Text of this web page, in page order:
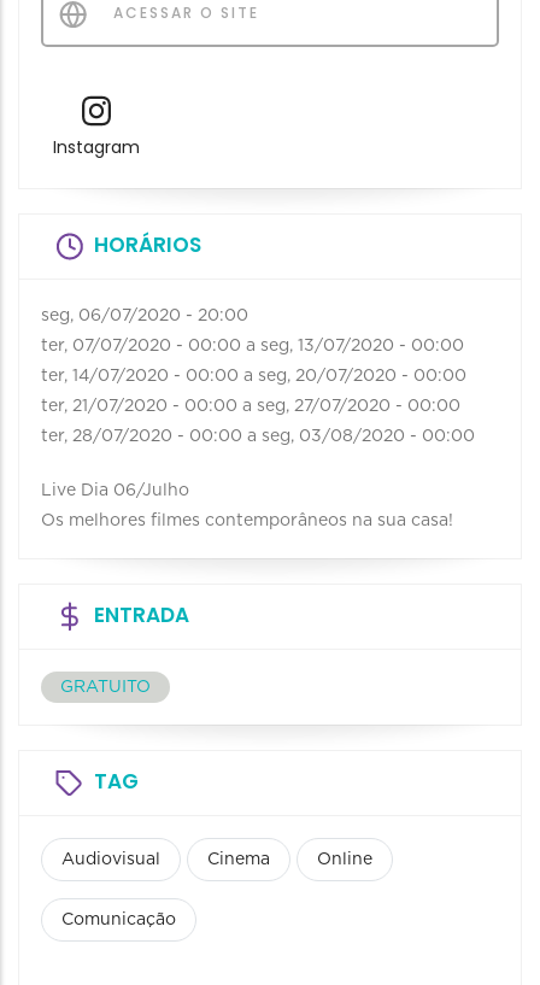
ACESSAR O SITE
Instagram
HORÁRIOS
seg, 06/07/2020 - 20:00
ter, 07/07/2020 - 00:00 a seg, 13/07/2020 - 00:00
ter, 14/07/2020 - 00:00 a seg, 20/07/2020 - 00:00
ter, 21/07/2020 - 00:00 a seg, 27/07/2020 - 00:00
ter, 28/07/2020 - 00:00 a seg, 03/08/2020 - 00:00
Live Dia 06/Julho
Os melhores filmes contemporâneos na sua casa!
ENTRADA
GRATUITO
TAG
Audiovisual Cinema Online
Comunicação